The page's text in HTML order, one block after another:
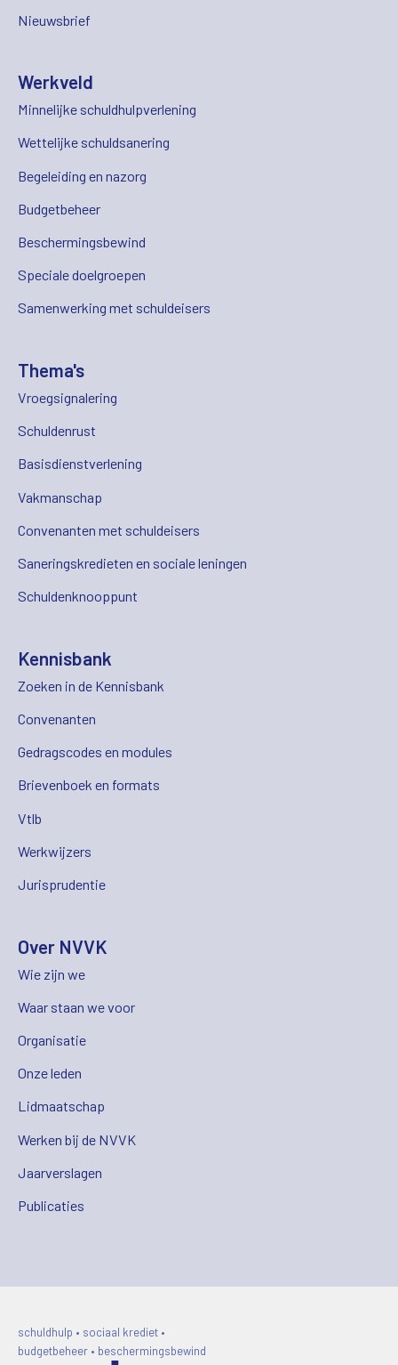
Nieuwsbrief
Werkveld
Minnelijke schuldhulpverlening
Wettelijke schuldsanering
Begeleiding en nazorg
Budgetbeheer
Beschermingsbewind
Speciale doelgroepen
Samenwerking met schuldeisers
Thema's
Vroegsignalering
Schuldenrust
Basisdienstverlening
Vakmanschap
Convenanten met schuldeisers
Saneringskredieten en sociale leningen
Schuldenknooppunt
Kennisbank
Zoeken in de Kennisbank
Convenanten
Gedragscodes en modules
Brievenboek en formats
Vtlb
Werkwijzers
Jurisprudentie
Over NVVK
Wie zijn we
Waar staan we voor
Organisatie
Onze leden
Lidmaatschap
Werken bij de NVVK
Jaarverslagen
Publicaties
schuldhulp • sociaal krediet •
budgetbeheer • beschermingsbewind